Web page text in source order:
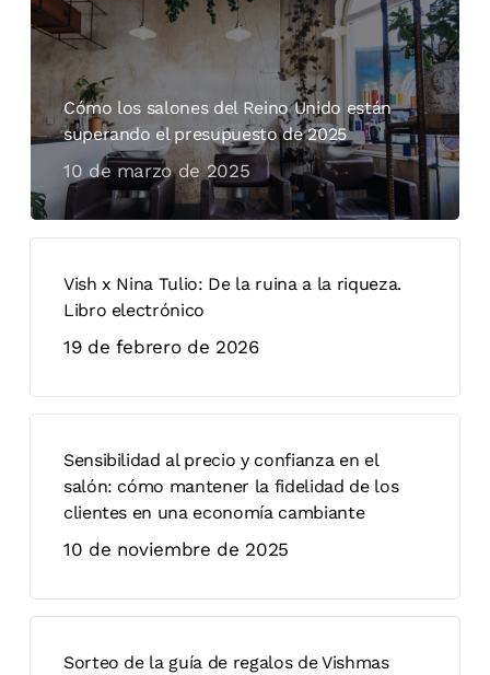
Cómo los salones del Reino Unido están
superando el presupuesto de 2025
10 de marzo de 2025
Vish x Nina Tulio: De la ruina a la riqueza.
Libro electrónico
19 de febrero de 2026
Sensibilidad al precio y confianza en el
salón: cómo mantener la fidelidad de los
clientes en una economía cambiante
10 de noviembre de 2025
Sorteo de la guía de regalos de Vishmas